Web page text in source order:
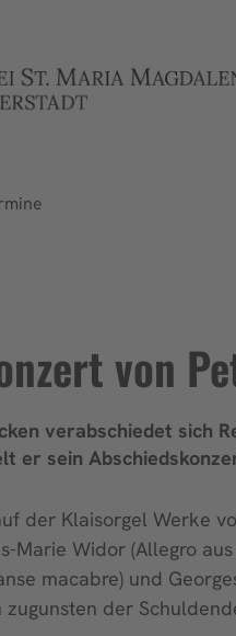
von
verabschiedet sich
er sein
der Klaisorgel Werke
Marie Widor (Allegro
macabre) und
der